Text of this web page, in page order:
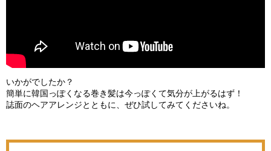
いかがでしたか？
簡単に韓国っぽくなる巻き髪は今っぽくて気分が上がるはず！
誌面のヘアアレンジとともに、ぜひ試してみてくださいね。